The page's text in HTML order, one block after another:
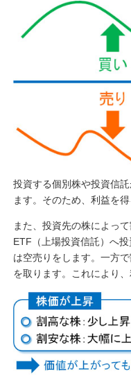
投資する個別株や投資信
ます。そのため、利益を得
また、投資先の株によっ
ETF（上場投資信託）へ
は空売りをします。一方
を取ります。これにより